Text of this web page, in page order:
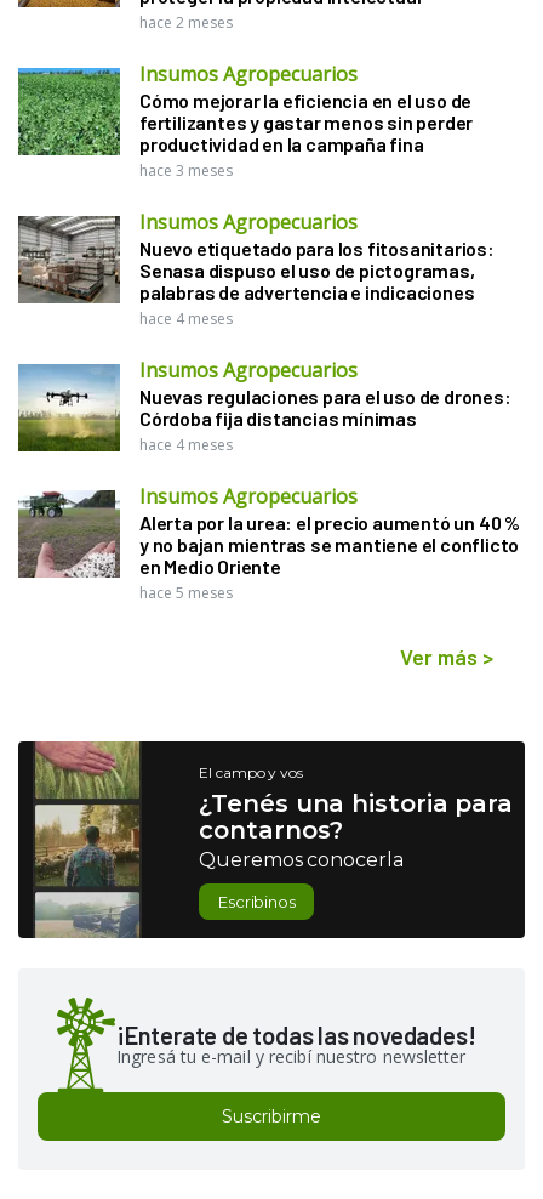
hace 2 meses
Insumos Agropecuarios
Cómo mejorar la eficiencia en el uso de
fertilizantes y gastar menos sin perder
productividad en la campaña fina
hace 3 meses
Insumos Agropecuarios
Nuevo etiquetado para los fitosanitarios:
Senasa dispuso el uso de pictogramas,
palabras de advertencia e indicaciones
hace 4 meses
Insumos Agropecuarios
Nuevas regulaciones para el uso de drones:
Córdoba fija distancias mínimas
hace 4 meses
Insumos Agropecuarios
Alerta por la urea: el precio aumentó un 40 %
y no bajan mientras se mantiene el conflicto
en Medio Oriente
hace 5 meses
Ver más >
El campo y vos
¿Tenés una historia para
contarnos?
Queremos conocerla
Escribinos
¡Enterate de todas las novedades!
Ingresá tu e-mail y recibí nuestro newsletter
Suscribirme